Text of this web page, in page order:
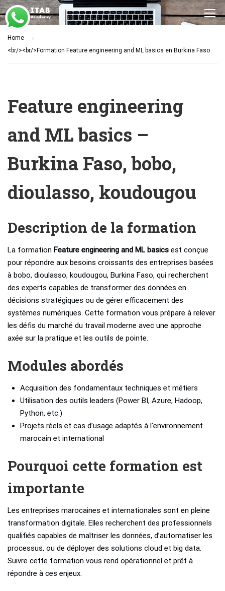
Home
<br/><br/>Formation Feature engineering and ML basics en Burkina Faso
Feature engineering
and ML basics –
Burkina Faso, bobo,
dioulasso, koudougou
Description de la formation
La formation Feature engineering and ML basics est conçue
pour répondre aux besoins croissants des entreprises basées
à bobo, dioulasso, koudougou, Burkina Faso, qui recherchent
des experts capables de transformer des données en
décisions stratégiques ou de gérer efficacement des
systèmes numériques. Cette formation vous prépare à relever
les défis du marché du travail moderne avec une approche
axée sur la pratique et les outils de pointe.
Modules abordés
Acquisition des fondamentaux techniques et métiers
Utilisation des outils leaders (Power BI, Azure, Hadoop,
Python, etc.)
Projets réels et cas d’usage adaptés à l’environnement
marocain et international
Pourquoi cette formation est
importante
Les entreprises marocaines et internationales sont en pleine
transformation digitale. Elles recherchent des professionnels
qualifiés capables de maîtriser les données, d’automatiser les
processus, ou de déployer des solutions cloud et big data.
Suivre cette formation vous rend opérationnel et prêt à
répondre à ces enjeux.